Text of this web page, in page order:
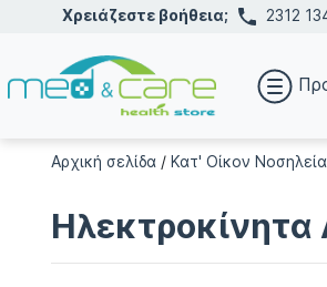
Χρειάζεστε βοήθεια; 2312
Αρχική σελίδα/ Κατ' Οίκον Νοσηλεία
Ηλεκτροκίνητα